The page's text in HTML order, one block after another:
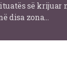
së krijuar
disa zona…